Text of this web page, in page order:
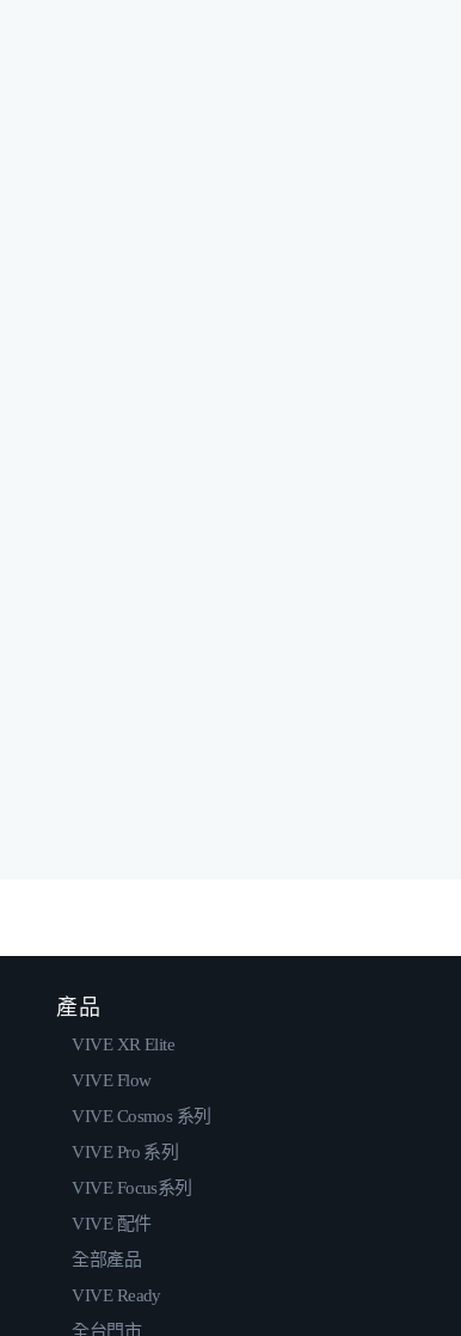
產品
VIVE XR Elite
VIVE Flow
VIVE Cosmos 系列
VIVE Pro 系列
VIVE Focus系列
VIVE 配件
全部產品
VIVE Ready
全台門市